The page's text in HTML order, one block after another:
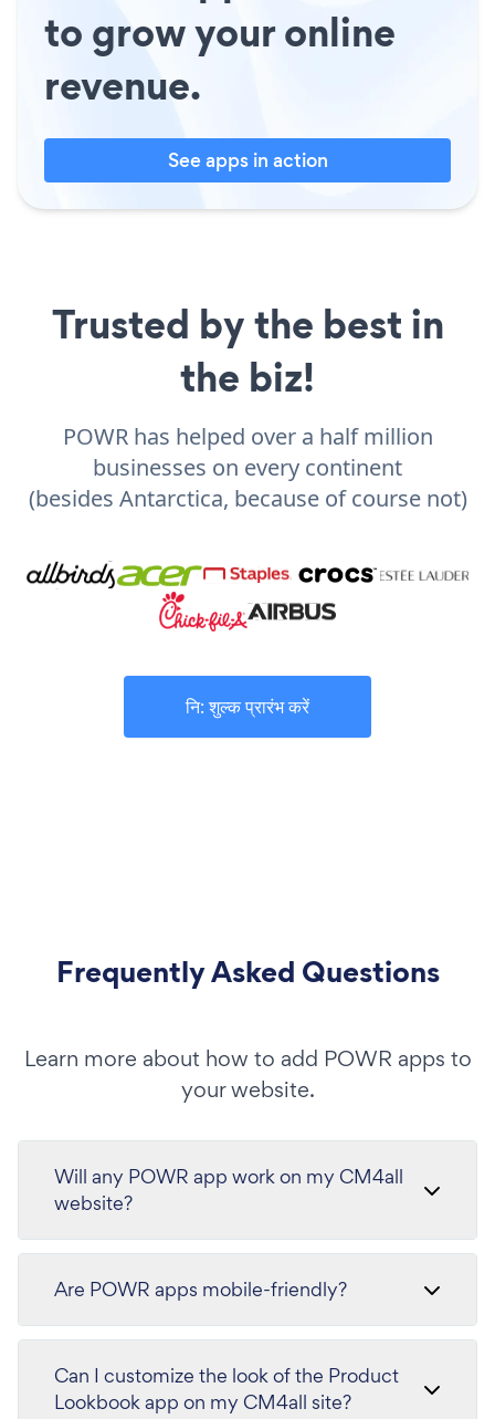
to grow your online
revenue.
See apps in action
Trusted by the best in
the biz!
POWR has helped over a half million
businesses on every continent
(besides Antarctica, because of course not)
नि: शुल्क प्रारंभ करें
Frequently Asked Questions
Learn more about how to add POWR apps to
your website.
Will any POWR app work on my CM4all
website?
Are POWR apps mobile-friendly?
Can I customize the look of the Product
Lookbook app on my CM4all site?